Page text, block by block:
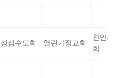
성심수도회 열린가정교회
천안천
회